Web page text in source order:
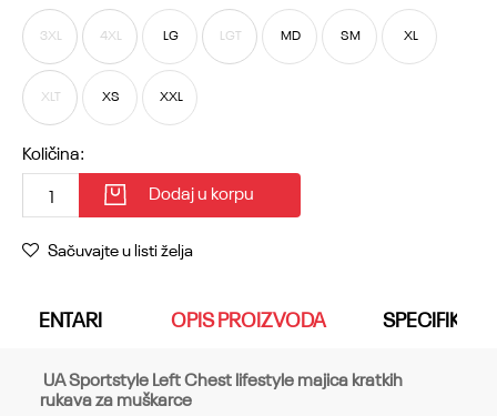
3XL 4XL LG LGT MD SM XL
XLT XS XXL
Količina:
Dodaj u korpu
Sačuvajte u listi želja
OPIS PROIZVODA
UA Sportstyle Left Chest lifestyle majica kratkih
rukava za muškarce